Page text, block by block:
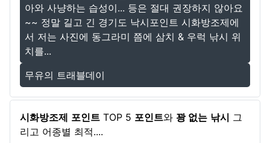
아와 사냥하는 습성이... 등은 절대 권장하지 않아요
~~ 정말 길고 긴 경기도 낙시포인트 시화방조제에
서 저는 사진에 동그라미 쯤에 삼치 & 우럭 낚시 위
치를...
무유의 트래블데이
시화방조제 포인트 TOP 5 포인트와 꽝 없는 낚시 그
리고 어종별 최적....